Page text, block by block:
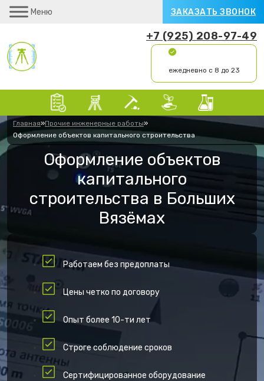
Меню ЗАКАЗАТЬ ЗВОНОК
+7 (925) 208-97-49
ежедневно с 8 до 23
Главная»Прочие инженерные работы»
Оформление объектов капитального строительства
Оформление объектов
капитального
строительства в Больших
Вязёмах
Работаем без предоплаты
Цены четко по договору
Опыт более 10-ти лет
Строге соблюдение сроков
Сертифицированное оборудование